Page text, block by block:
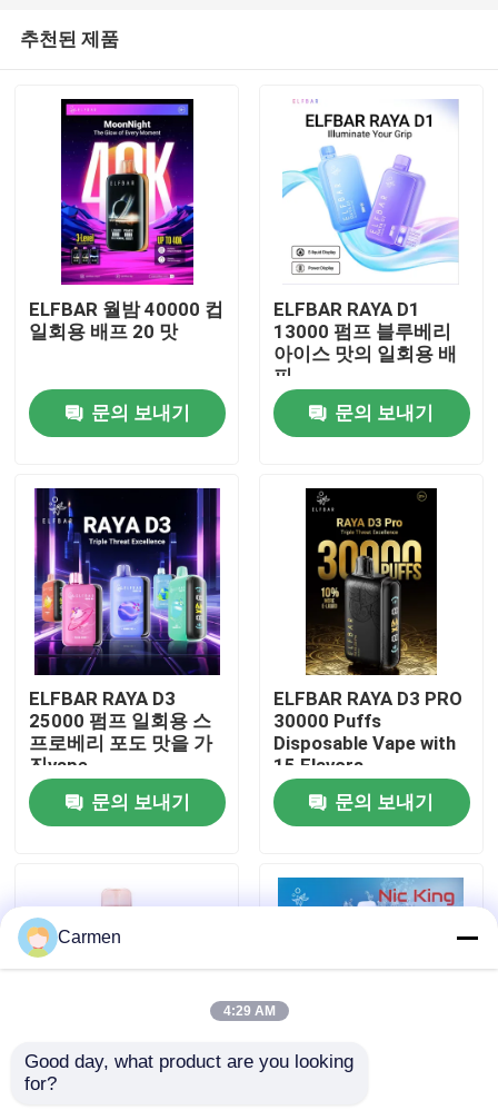
제품 소개
동영상
공장 투어
품질 관리
견적 요청
추천된 제품
ELFBAR 월밤 40000 컵
일회용 배프 20 맛
문의 보내기
ELFBAR RAYA D1
13000 펌프 블루베리
아이스 맛의 일회용 배
피
문의 보내기
ELFBAR RAYA D3
25000 펌프 일회용 스
프로베리 포도 맛을 가
진vape
문의 보내기
ELFBAR RAYA D3 PRO
30000 Puffs
Disposable Vape with
15 Flavors
문의 보내기
85 X 43 X 22mm 피치
Carmen
4:29 AM
Good day, what product are you looking
for?